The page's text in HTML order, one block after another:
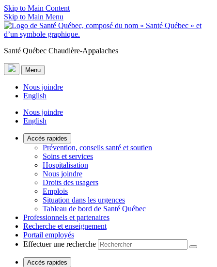
Skip to Main Content
Skip to Main Menu
Santé Québec Chaudière-Appalaches
Menu
Nous joindre
English
Nous joindre
English
Accès rapides
Prévention, conseils santé et soutien
Soins et services
Hospitalisation
Nous joindre
Droits des usagers
Emplois
Situation dans les urgences
Tableau de bord de Santé Québec
Professionnels et partenaires
Recherche et enseignement
Portail employés
Effectuer une recherche
Accès rapides